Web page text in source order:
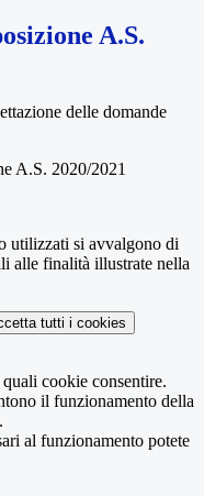
A.S.
delle domande
A.S. 2020/2021
utilizzati si avvalgono di
alle finalità illustrate nella
tutti i cookies
cookie consentire.
il funzionamento della
al funzionamento potete